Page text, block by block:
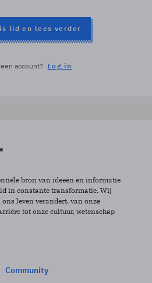
lid en lees verder
account? Log in
bron van ideeën en informatie
in constante transformatie. Wij
leven verandert, van onze
tot onze cultuur, wetenschap
Community